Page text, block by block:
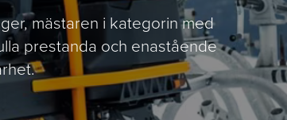
mästaren i kategorin med
prestanda och enastående